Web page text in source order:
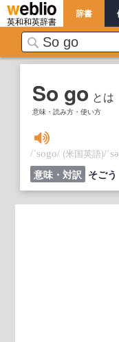
英和和英辞書
辞書
So go とは
意味・読み方・使い方
/ˈsogo/ (米国英語)/
意味・対訳 そごう